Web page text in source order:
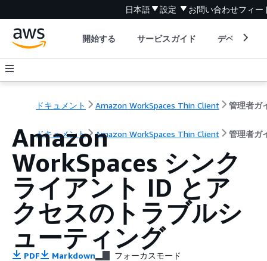
日本語 設定 お問い合わせフィー
開始する サービスガイド デベロッパ
ドキュメント Amazon WorkSpaces Thin Client 管理者ガ
ドキュメント Amazon WorkSpaces Thin Client 管理者ガ
Amazon
WorkSpaces シンク
ライアント ID とア
クセスのトラブルシ
ューティング
PDF Markdown フォーカスモード